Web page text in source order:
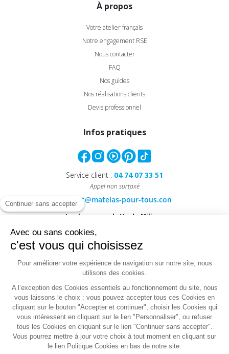
À propos
Votre atelier français
Notre engagement RSE
Nous contacter
FAQ
Nos guides
Nos réalisations clients
Devis professionnel
Infos pratiques
Service client : 04 74 07 33 51
Appel non surtaxé
Le showroom de Vaulx-Milieu :
40, Rue Antoine Condorcet
38090 VAULX-MILIEU
Le magasin de Villefranche :
1603, Route de Frans
69400 VILLEFRANCHE-SUR-SAONE
Conditions
générales de
ventes
Mentions
légales
CGU
Politique de données
personnelles
Continuer sans accepter
Avec ou sans cookies,
c'est vous qui choisissez
Pour améliorer votre expérience de navigation sur notre site, nous
utilisons des cookies.
A l’exception des Cookies essentiels au fonctionnement du site, nous
vous laissons le choix : vous pouvez accepter tous ces Cookies en
cliquant sur le bouton "Accepter et continuer", choisir les Cookies qui
vous intéressent en cliquant sur le lien "Personnaliser", ou refuser
tous les Cookies en cliquant sur le lien "Continuer sans accepter".
Vous pourrez mettre à jour votre choix à tout moment en cliquant sur
le lien Politique Cookies en bas de notre site.